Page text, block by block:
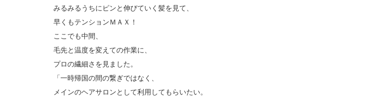
みるみるうちにピンと伸びていく髪を見て、
早くもテンションＭＡＸ！
ここでも中間、
毛先と温度を変えての作業に、
プロの繊細さを見ました。
「一時帰国の間の繋ぎではなく、
メインのヘアサロンとして利用してもらいたい。